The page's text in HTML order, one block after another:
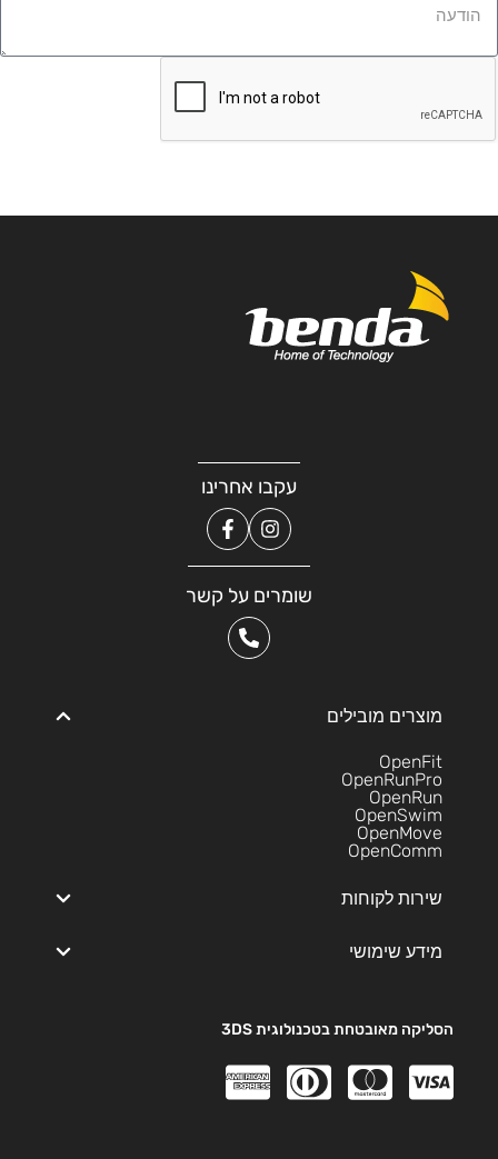
עקבו אחרינו
שומרים על קשר
מוצרים מובילים
OpenFit
OpenRunPro
OpenRun
OpenSwim
OpenMove
OpenComm
שירות לקוחות
מידע שימושי
הסליקה מאובטחת בטכנולוגית 3DS